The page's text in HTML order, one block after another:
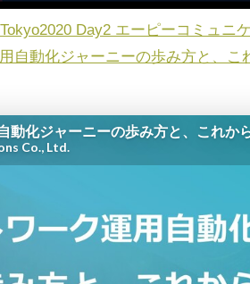
Day2 エーピーコミュニ
自動化ジャーニーの歩み方と、こ